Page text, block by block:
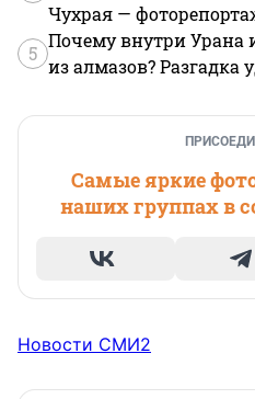
Чухрая —
5
Почему внутри Урана
из алмазов?
Самые яркие
наших группах в
Новости СМИ2